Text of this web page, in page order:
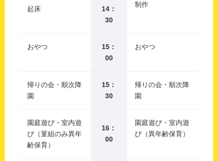
制作
起床
14：
30
おやつ
15：
00
おやつ
帰りの会・順次降
園
15：
30
帰りの会・順次降
園
園庭遊び・室内遊
び（菫組のみ異年
齢保育）
16：
00
園庭遊び・室内遊
び（異年齢保育）